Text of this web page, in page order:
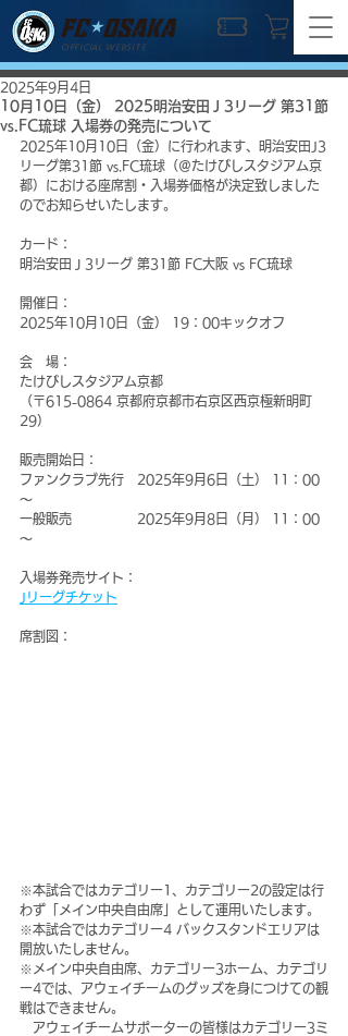
OFFICIAL WEBSITE
10月10日（金） 2025明治安田Ｊ3リーグ 第31節
vs.FC琉球 入場券の発売について
2025年9月4日
2025年10月10日（金）に行われます、明治安田J3
リーグ第31節 vs.FC琉球（＠たけびしスタジアム京
都）における座席割・入場券価格が決定致しました
のでお知らせいたします。
カード：
明治安田Ｊ3リーグ 第31節 FC大阪 vs FC琉球
開催日：
2025年10月10日（金） 19：00キックオフ
会　場：
たけびしスタジアム京都
（〒615-0864 京都府京都市右京区西京極新明町
29）
販売開始日：
ファンクラブ先行　2025年9月6日（土） 11：00
～
一般販売　　　　　2025年9月8日（月） 11：00
～
入場券発売サイト：
Jリーグチケット
席割図：
※本試合ではカテゴリー1、カテゴリー2の設定は行
わず「メイン中央自由席」として運用いたします。
※本試合ではカテゴリー4 バックスタンドエリアは
開放いたしません。
※メイン中央自由席、カテゴリー3ホーム、カテゴリ
ー4では、アウェイチームのグッズを身につけての観
戦はできません。
アウェイチームサポーターの皆様はカテゴリー3ミ